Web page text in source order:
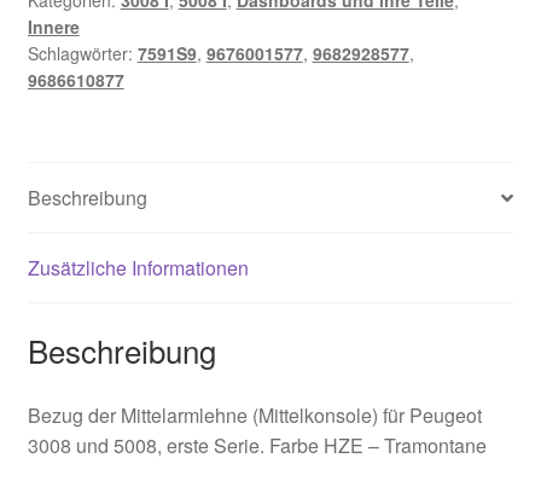
9686610877
7591S9
Menge
Innere
Schlagwörter: 7591S9, 9676001577, 9682928577,
9686610877
Beschreibung
Zusätzliche Informationen
Beschreibung
Bezug der Mittelarmlehne (Mittelkonsole) für Peugeot
3008 und 5008, erste Serie. Farbe HZE – Tramontane